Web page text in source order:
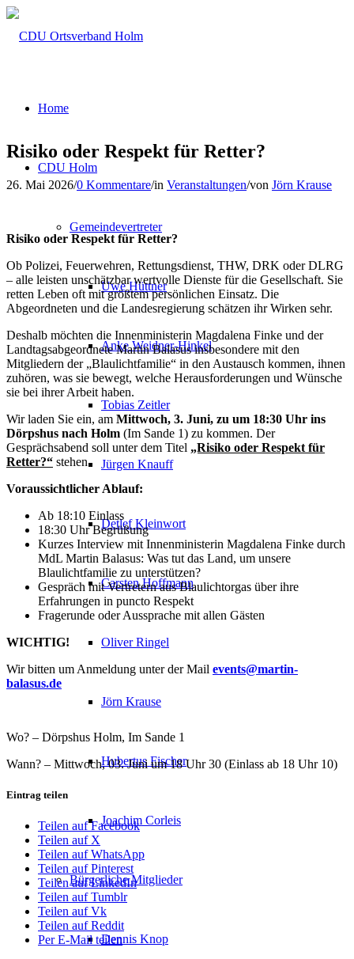
Home
CDU Holm
Gemeindevertreter
Uwe Hüttner
Anke Weidner-Hinkel
Tobias Zeitler
Jürgen Knauff
Detlef Kleinwort
Carsten Hoffmann
Oliver Ringel
Jörn Krause
Hubertus Fischer
Joachim Corleis
Bürgerliche Mitglieder
Dennis Knop
Risiko oder Respekt für Retter?
26. Mai 2026/0 Kommentare/in Veranstaltungen/von Jörn Krause
Risiko oder Respekt für Retter?
Ob Polizei, Feuerwehren, Rettungsdienst, THW, DRK oder DLRG
– alle leisten unschätzbar wertvolle Dienste für die Gesellschaft. Sie
retten Leben oft mit größtem persönlichen Einsatz. Die
Abgeordneten und die Landesregierung schätzen ihr Wirken sehr.
Deshalb möchten die Innenministerin Magdalena Finke und der
Landtagsabgeordnete Martin Balasus insbesondere mit den
Mitgliedern der „Blaulichtfamilie“ in den Austausch kommen, ihnen
zuhören, was sie bewegt, welche Herausforderungen und Wünsche
sie bei ihrer Arbeit haben.
Wir laden Sie ein, am Mittwoch, 3. Juni, zu um 18:30 Uhr ins
Dörpshus nach Holm (Im Sande 1) zu kommen. Der
Gesprächsabend soll unter dem Titel „Risiko oder Respekt für
Retter?“ stehen.
Voraussichtlicher Ablauf:
Ab 18:10 Einlass
18:30 Uhr Begrüßung
Kurzes Interview mit Innenministerin Magdalena Finke durch
MdL Martin Balasus: Was tut das Land, um unsere
Blaulichtfamilie zu unterstützen?
Gespräch mit Vertretern aus Blaulichtorgas über ihre
Erfahrungen in puncto Respekt
Fragerunde oder Aussprache mit allen Gästen
WICHTIG!
Wir bitten um Anmeldung unter der Mail events@martin-
balasus.de
Wo? – Dörpshus Holm, Im Sande 1
Wann? – Mittwoch, 03. Juni um 18 Uhr 30 (Einlass ab 18 Uhr 10)
Eintrag teilen
Teilen auf Facebook
Teilen auf X
Teilen auf WhatsApp
Teilen auf Pinterest
Teilen auf LinkedIn
Teilen auf Tumblr
Teilen auf Vk
Teilen auf Reddit
Per E-Mail teilen